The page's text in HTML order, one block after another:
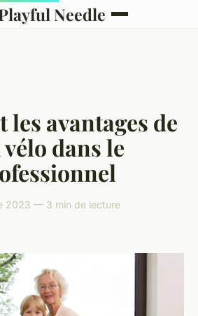
Needle
les avantages de
dans le
2023 — 3 min de lecture